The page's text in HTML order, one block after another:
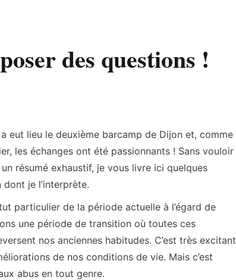
des questions !
eut lieu le deuxième barcamp de Dijon et, comme
les échanges ont été passionnants ! Sans vouloir
résumé exhaustif, je vous livre ici quelques
je l’interprète.
particulier de la période actuelle à l’égard de
une période de transition où toutes ces
nos anciennes habitudes. C’est très excitant
de nos conditions de vie. Mais c’est
abus en tout genre.